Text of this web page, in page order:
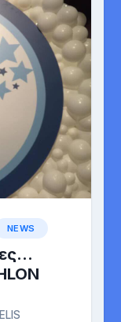
NEWS